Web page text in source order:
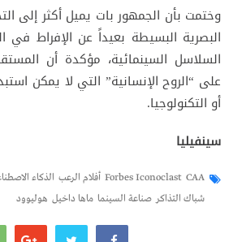
وختمت بأن الجمهور بات يميل أكثر إلى
البصرية البسيطة بعيداً عن الإفراط في
السلاسل السينمائية، مؤكدة أن
على “الروح الإنسانية” التي لا يمكن
أو التكنولوجيا.
سينفيليا
CAA
Forbes Iconoclast أفلام الرعب الذكاء
شباك التذاكر صناعة السينما ماها داخيل هوليوود